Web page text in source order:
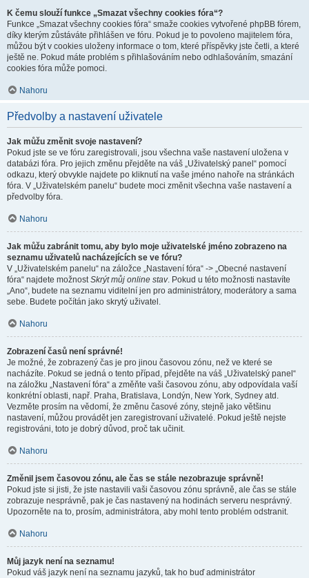
K čemu slouží funkce „Smazat všechny cookies fóra“?
Funkce „Smazat všechny cookies fóra“ smaže cookies vytvořené phpBB fórem,
díky kterým zůstáváte přihlášen ve fóru. Pokud je to povoleno majitelem fóra,
můžou být v cookies uloženy informace o tom, které příspěvky jste četli, a které
ještě ne. Pokud máte problém s přihlašováním nebo odhlašováním, smazání
cookies fóra může pomoci.
Nahoru
Předvolby a nastavení uživatele
Jak můžu změnit svoje nastavení?
Pokud jste se ve fóru zaregistrovali, jsou všechna vaše nastavení uložena v
databázi fóra. Pro jejich změnu přejděte na váš „Uživatelský panel“ pomocí
odkazu, který obvykle najdete po kliknutí na vaše jméno nahoře na stránkách
fóra. V „Uživatelském panelu“ budete moci změnit všechna vaše nastavení a
předvolby fóra.
Nahoru
Jak můžu zabránit tomu, aby bylo moje uživatelské jméno zobrazeno na
seznamu uživatelů nacházejících se ve fóru?
V „Uživatelském panelu“ na záložce „Nastavení fóra“ -> „Obecné nastavení
fóra“ najdete možnostSkrýt můj online stav. Pokud u této možnosti nastavíte
„Ano“, budete na seznamu viditelní jen pro administrátory, moderátory a sama
sebe. Budete počítán jako skrytý uživatel.
Nahoru
Zobrazení časů není správné!
Je možné, že zobrazený čas je pro jinou časovou zónu, než ve které se
nacházíte. Pokud se jedná o tento případ, přejděte na váš „Uživatelský panel“
na záložku „Nastavení fóra“ a změňte vaši časovou zónu, aby odpovídala vaší
konkrétní oblasti, např. Praha, Bratislava, Londýn, New York, Sydney atd.
Vezměte prosím na vědomí, že změnu časové zóny, stejně jako většinu
nastavení, můžou provádět jen zaregistrovaní uživatelé. Pokud ještě nejste
registrováni, toto je dobrý důvod, proč tak učinit.
Nahoru
Změnil jsem časovou zónu, ale čas se stále nezobrazuje správně!
Pokud jste si jisti, že jste nastavili vaši časovou zónu správně, ale čas se stále
zobrazuje nesprávně, pak je čas nastavený na hodinách serveru nesprávný.
Upozorněte na to, prosím, administrátora, aby mohl tento problém odstranit.
Nahoru
Můj jazyk není na seznamu!
Pokud váš jazyk není na seznamu jazyků, tak ho buď administrátor